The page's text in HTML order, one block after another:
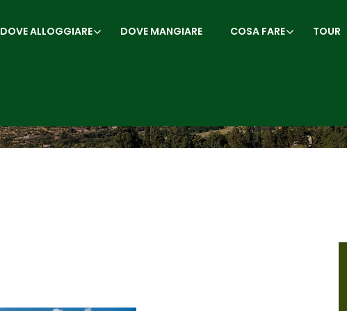
DOVE ALLOGGIARE DOVE MANGIARE COSA FARE TOUR